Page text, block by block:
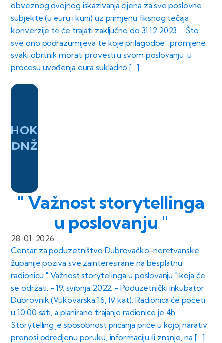
obveznog dvojnog iskazivanja cijena za sve poslovne
subjekte (u euru i kuni) uz primjenu fiksnog tečaja
konverzije te će trajati zaključno do 31.12.2023. Što
sve ono podrazumijeva te koje prilagodbe i promjene
svaki obrtnik morati provesti u svom poslovanju u
procesu uvođenja eura sukladno […]
HOK
DNŽ
" Važnost storytellinga
u poslovanju "
28. 01. 2026.
Centar za poduzetništvo Dubrovačko-neretvanske
županije poziva sve zainteresirane na besplatnu
radionicu " Važnost storytellinga u poslovanju " koja će
se održati: - 19. svibnja 2022. - Poduzetnički inkubator
Dubrovnik (Vukovarska 16, IV kat). Radionica će početi
u 10:00 sati, a planirano trajanje radionice je 4h.
Storytelling je sposobnost pričanja priče u kojoj narativ
prenosi odredjenu poruku, informaciju ili znanje, na […]